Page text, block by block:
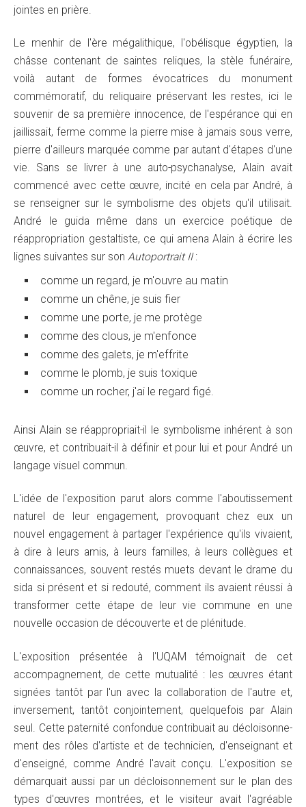
jointes en prière.
Le menhir de l'ère mégalithique, l'obélisque égyptien, la
châsse contenant de saintes reliques, la stèle funéraire,
voilà autant de formes évocatrices du monument
commémoratif, du reliquaire préservant les restes, ici le
souvenir de sa première innocence, de l'espérance qui en
jaillissait, ferme comme la pierre mise à jamais sous verre,
pierre d'ailleurs marquée comme par autant d'étapes d'une
vie. Sans se livrer à une auto-psychanalyse, Alain avait
commencé avec cette œuvre, incité en cela par André, à
se renseigner sur le symbolisme des objets qu'il utilisait.
André le guida même dans un exercice poétique de
réappropriation gestaltiste, ce qui amena Alain à écrire les
lignes suivantes sur sonAutoportrait II:
comme un regard, je m'ouvre au matin
comme un chêne, je suis fier
comme une porte, je me protège
comme des clous, je m'enfonce
comme des galets, je m'effrite
comme le plomb, je suis toxique
comme un rocher, j'ai le regard figé.
Ainsi Alain se réappropriait-il le symbolisme inhérent à son
œuvre, et contribuait-il à définir et pour lui et pour André un
langage visuel commun.
L'idée de l'exposition parut alors comme l'aboutissement
naturel de leur engagement, provoquant chez eux un
nouvel engagement à partager l'expérience qu'ils vivaient,
à dire à leurs amis, à leurs familles, à leurs collègues et
connaissances, souvent restés muets devant le drame du
sida si présent et si redouté, comment ils avaient réussi à
transformer cette étape de leur vie commune en une
nouvelle occasion de découverte et de plénitude.
L'exposition présentée à l'UQAM témoignait de cet
accompagnement, de cette mutualité : les œuvres étant
signées tantôt par l'un avec la collaboration de l'autre et,
inversement, tantôt conjointement, quelquefois par Alain
seul. Cette paternité confondue contribuait au décloisonne-
ment des rôles d'artiste et de technicien, d'enseignant et
d'enseigné, comme André l'avait conçu. L'exposition se
démarquait aussi par un décloisonnement sur le plan des
types d'œuvres montrées, et le visiteur avait l'agréable